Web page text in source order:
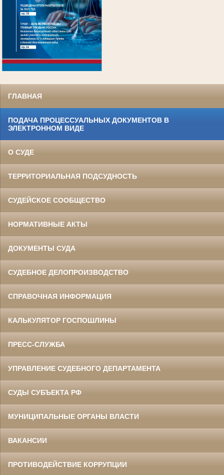
ГЛАВНАЯ
ПОДАЧА ПРОЦЕССУАЛЬНЫХ ДОКУМЕНТОВ В
ЭЛЕКТРОННОМ ВИДЕ
О СУДЕ
ТЕРРИТОРИАЛЬНАЯ ПОДСУДНОСТЬ
СУДЕЙСКОЕ СООБЩЕСТВО
НОРМАТИВНЫЕ АКТЫ
ДОКУМЕНТЫ СУДА
СУДЕБНОЕ ДЕЛОПРОИЗВОДСТВО
СПРАВОЧНАЯ ИНФОРМАЦИЯ
КАЛЬКУЛЯТОР ГОСПОШЛИНЫ
ПРЕСС-СЛУЖБА
УПРАВЛЕНИЕ СУДЕБНОГО ДЕПАРТАМЕНТА
СУДЫ СУБЪЕКТА РФ
МУНИЦИПАЛЬНЫЕ ОРГАНЫ ВЛАСТИ
ВАКАНСИИ
ПРОТИВОДЕЙСТВИЕ КОРРУПЦИИ